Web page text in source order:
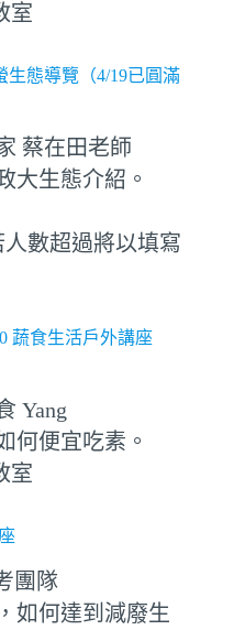
室
生態導覽（4/19已圓滿
蔡在田老師
大生態介紹。
數超過將以填寫
蔬食生活戶外講座
Yang
何便宜吃素。
室
團隊
如何達到減廢生